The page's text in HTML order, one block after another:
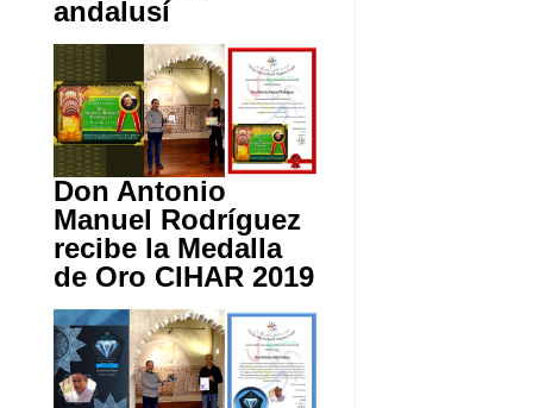
andalusí
Don Antonio
Manuel Rodríguez
recibe la Medalla
de Oro CIHAR 2019